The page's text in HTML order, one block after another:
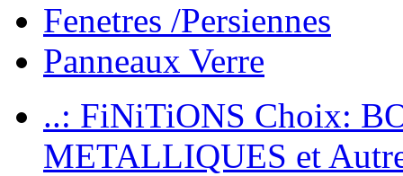
Fenetres /Persiennes
Panneaux Verre
..: FiNiTiONS Choix:
METALLIQUES et